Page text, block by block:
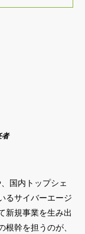
者
国内トップシェ
るサイバーエージ
新規事業を生み出
根幹を担うのが、